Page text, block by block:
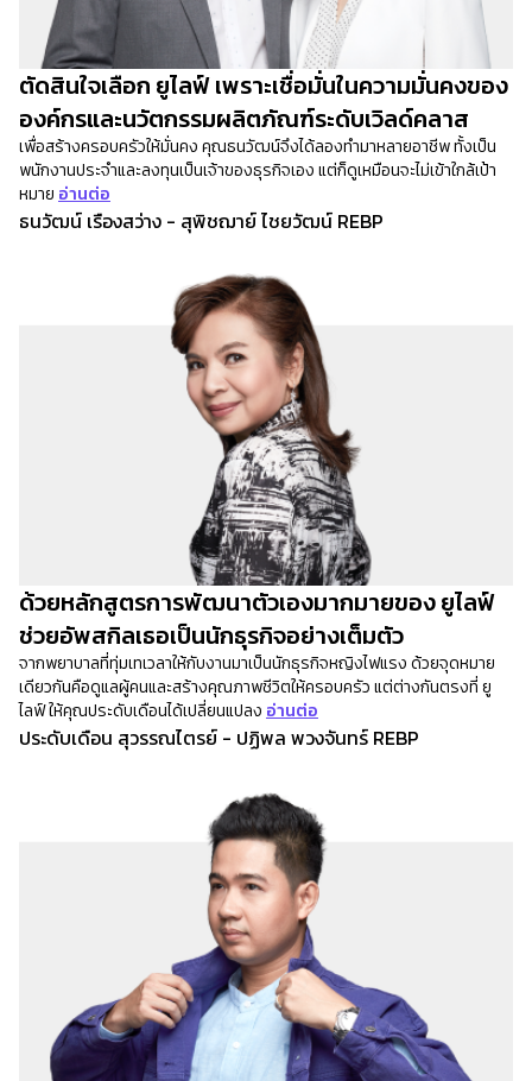
ตัดสินใจเลือก ยูไลฟ์ เพราะเชื่อมั่นในความมั่นคงของ
องค์กรและนวัตกรรมผลิตภัณฑ์ระดับเวิลด์คลาส
เพื่อสร้างครอบครัวให้มั่นคง คุณธนวัฒน์จึงได้ลองทำมาหลายอาชีพ ทั้งเป็น
พนักงานประจำและลงทุนเป็นเจ้าของธุรกิจเอง แต่ก็ดูเหมือนจะไม่เข้าใกล้เป้า
หมาย อ่านต่อ
ธนวัฒน์ เรืองสว่าง - สุพิชฌาย์ ไชยวัฒน์ REBP
ด้วยหลักสูตรการพัฒนาตัวเองมากมายของ ยูไลฟ์
ช่วยอัพสกิลเธอเป็นนักธุรกิจอย่างเต็มตัว
จากพยาบาลที่ทุ่มเทเวลาให้กับงานมาเป็นนักธุรกิจหญิงไฟแรง ด้วยจุดหมาย
เดียวกันคือดูแลผู้คนและสร้างคุณภาพชีวิตให้ครอบครัว แต่ต่างกันตรงที่ ยู
ไลฟ์ ให้คุณประดับเดือนได้เปลี่ยนแปลง อ่านต่อ
ประดับเดือน สุวรรณไตรย์ - ปฏิพล พวงจันทร์ REBP